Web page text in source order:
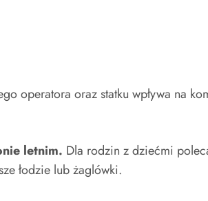
operatora oraz statku wpływa na
letnim. Dla rodzin z dziećmi
łodzie lub żaglówki.